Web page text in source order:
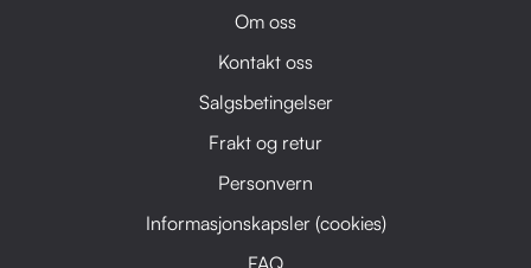
Om oss
Kontakt oss
Salgsbetingelser
Frakt og retur
Personvern
Informasjonskapsler (cookies)
FAQ